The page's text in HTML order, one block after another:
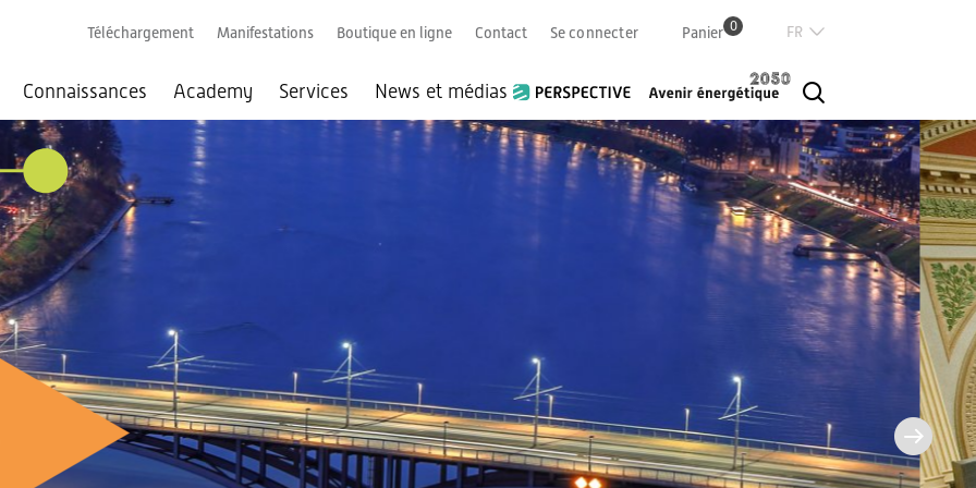
Connaissances Academy Services News et médias
Téléchargement Manifestations Boutique en ligne Contact Se connecter Panier 0